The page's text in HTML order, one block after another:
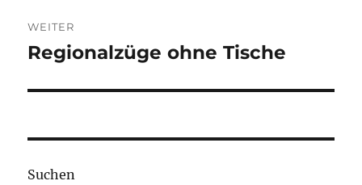
WEITER
Nächster
Regionalzüge ohne Tische
Suchen